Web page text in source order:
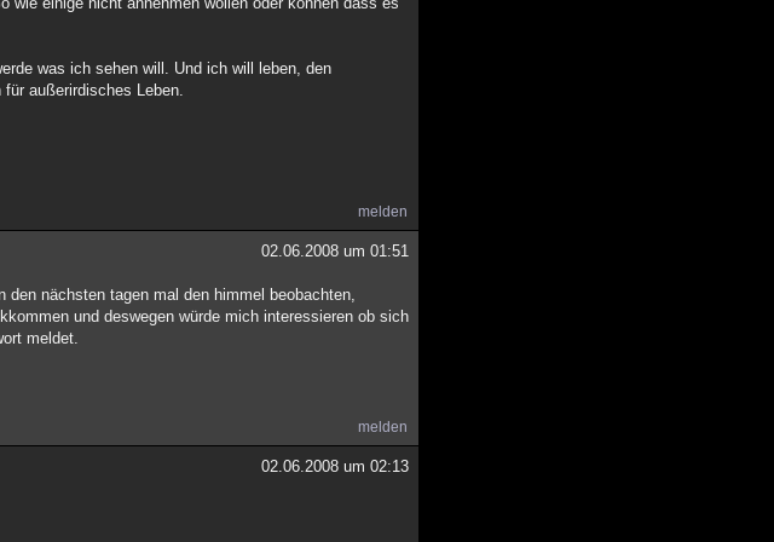
was ich sehen will. Und ich will leben, den
außerirdisches Leben.
melden
02.06.2008 um 01:51
nächsten tagen mal den himmel beobachten,
und deswegen würde mich interessieren ob sich
meldet.
melden
02.06.2008 um 02:13